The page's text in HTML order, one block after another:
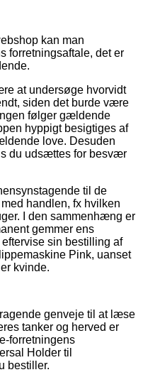
kan man
forretningsaftale, det er
at undersøge hvorvidt
siden det burde være
følger gældende
hyppigt besigtiges af
love. Desuden
du udsættes for besvær
til de
handlen, fx hvilken
I den sammenhæng er
gemmer ens
sin bestilling af
Pink, uanset
kvinde.
genveje til at læse
tanker og herved er
forretningens
Holder til
bestiller.